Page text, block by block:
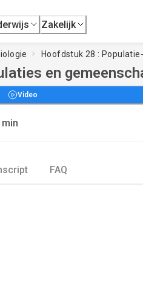
Zakelijk
Hoofdstuk 28 :
en
Video
min
FAQ